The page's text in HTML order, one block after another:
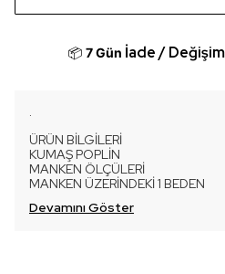
📦 7 Gün İade / Değişim
.
ÜRÜN BİLGİLERİ
KUMAŞ POPLİN
MANKEN ÖLÇÜLERİ
MANKEN ÜZERİNDEKİ 1 BEDEN
Devamını Göster